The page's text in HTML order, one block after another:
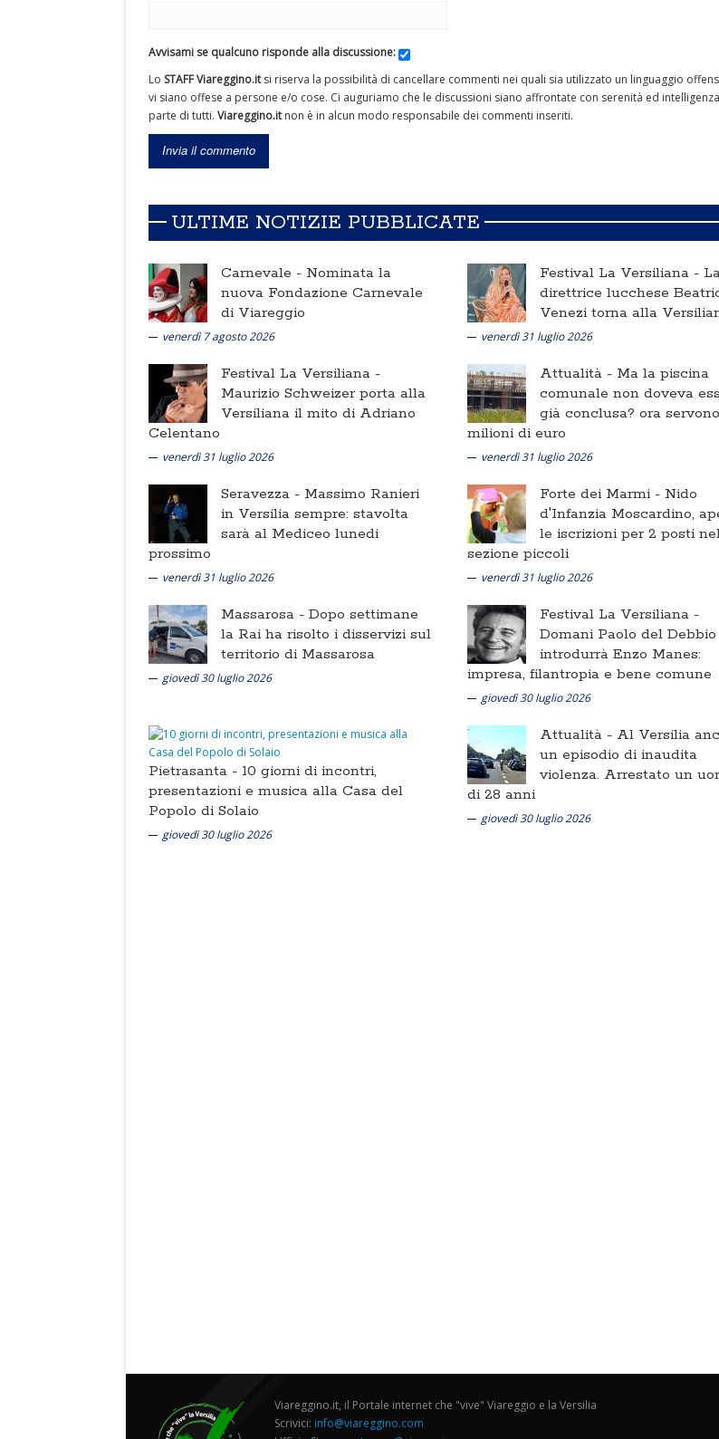
Avvisami se qualcuno risponde alla discussione:
Lo STAFF Viareggino.itsi riserva la possibilità di cancellare commenti nei quali sia utilizzato un linguaggio
vi siano offese a persone e/o cose. Ci auguriamo che le discussioni siano affrontate con serenità ed
parte di tutti. Viareggino.itnon è in alcun modo responsabile dei commenti inseriti.
ULTIME NOTIZIE PUBBLICATE
Carnevale - Nominata la
nuova Fondazione Carnevale
di Viareggio
venerdì 7 agosto 2026
Festival La Versiliana -
direttrice lucchese
Venezi torna alla
venerdì 31 luglio 2026
Festival La Versiliana -
Maurizio Schweizer porta alla
Versiliana il mito di Adriano
Celentano
venerdì 31 luglio 2026
Attualità - Ma la piscina
comunale non doveva
già conclusa? ora
milioni di euro
venerdì 31 luglio 2026
Seravezza - Massimo Ranieri
in Versilia sempre: stavolta
sarà al Mediceo lunedi
prossimo
venerdì 31 luglio 2026
Forte dei Marmi - Nido
d'Infanzia Moscardino,
le iscrizioni per 2 posti
sezione piccoli
venerdì 31 luglio 2026
Massarosa - Dopo settimane
la Rai ha risolto i disservizi sul
territorio di Massarosa
giovedì 30 luglio 2026
Festival La Versiliana -
Domani Paolo del Debbio
introdurrà Enzo Manes:
impresa, filantropia e bene comune
giovedì 30 luglio 2026
Pietrasanta - 10 giorni di incontri,
presentazioni e musica alla Casa del
Popolo di Solaio
giovedì 30 luglio 2026
Attualità - Al Versilia
un episodio di inaudita
violenza. Arrestato un
di 28 anni
giovedì 30 luglio 2026
Viareggino.it, il Portale internet che "vive" Viareggio e la Versilia
Scrivici: info@viareggino.com